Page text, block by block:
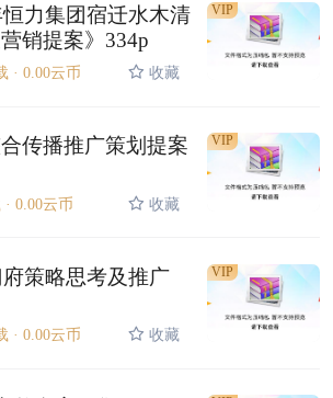
力集团宿迁水木清
销提案》334p
· 0.00云币 收藏
VIP
传播推广策划提案
0.00云币 收藏
VIP
策略思考及推广
· 0.00云币 收藏
VIP